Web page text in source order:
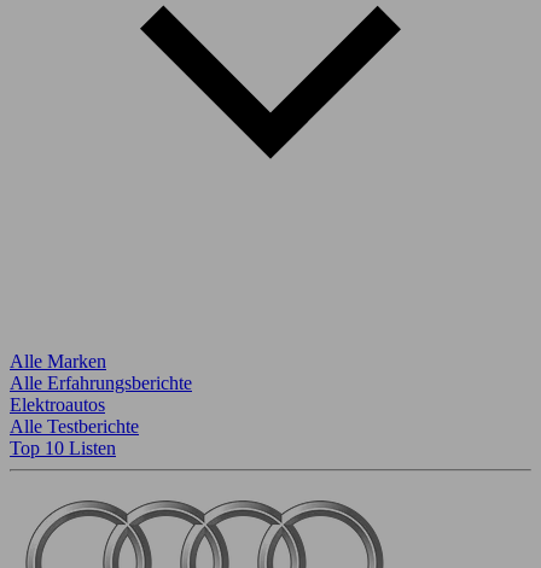
Alle Marken
Alle Erfahrungsberichte
Elektroautos
Alle Testberichte
Top 10 Listen